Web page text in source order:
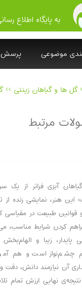
به پایگاه اطلاع
موضوعی پرسش
گل ها و گیاهان زینتی >>
مرتبط
آبزی فراتر از یک
این هنر، نمایشی زنده از
قوانین طبیعت در مقیاسی
کردن شرایط مناسب،
پایدار، زیبا و الهام‌بخش
چشم‌نواز است و هم
آن نیازمند دانش، دقت
نهایی ارزش تمام